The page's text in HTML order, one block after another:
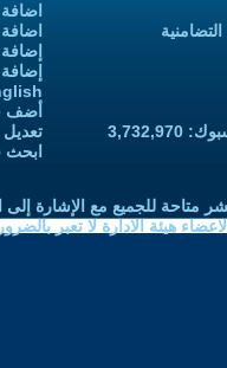
أضف
ابحث
متاحة للجميع مع الإشارة إلى
هيئة الادارة لا تعبر